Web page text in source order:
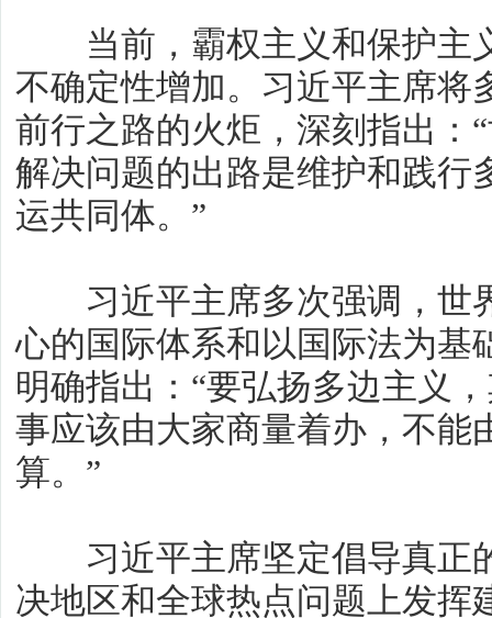
当前，霸权主义和保护主
不确定性增加。习近平主席将
前行之路的火炬，深刻指出：
解决问题的出路是维护和践行
运共同体。”
习近平主席多次强调，世
心的国际体系和以国际法为基
明确指出：“要弘扬多边主义
事应该由大家商量着办，不能
算。”
习近平主席坚定倡导真正
决地区和全球热点问题上发挥